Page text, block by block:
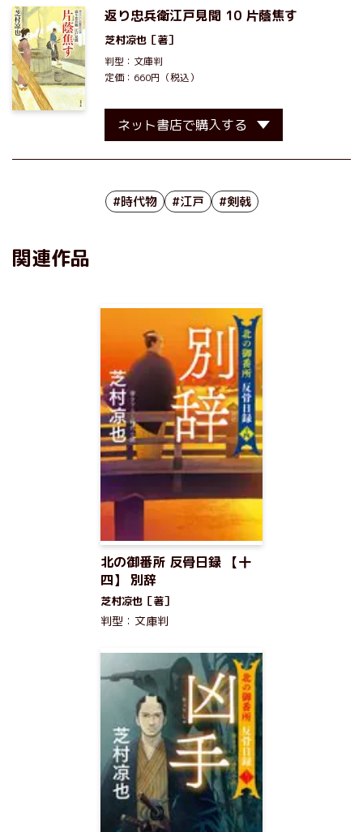
返り忠兵衛江戸見聞 10 片蔭焦す
芝村凉也 ［著］
判型：文庫判
定価：660円（税込）
ネット書店で購入する
#時代物 #江戸 #剣戟
関連作品
北の御番所 反骨日録 【十
四】 別辞
芝村凉也［著］
判型：文庫判